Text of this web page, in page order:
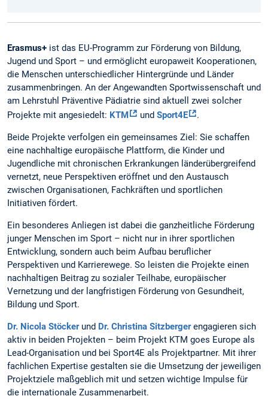
Erasmus+ ist das EU-Programm zur Förderung von Bildung,
Jugend und Sport – und ermöglicht europaweit Kooperationen,
die Menschen unterschiedlicher Hintergründe und Länder
zusammenbringen. An der Angewandten Sportwissenschaft und
am Lehrstuhl Präventive Pädiatrie sind aktuell zwei solcher
Projekte mit angesiedelt: KTM und Sport4E .
Beide Projekte verfolgen ein gemeinsames Ziel: Sie schaffen
eine nachhaltige europäische Plattform, die Kinder und
Jugendliche mit chronischen Erkrankungen länderübergreifend
vernetzt, neue Perspektiven eröffnet und den Austausch
zwischen Organisationen, Fachkräften und sportlichen
Initiativen fördert.
Ein besonderes Anliegen ist dabei die ganzheitliche Förderung
junger Menschen im Sport – nicht nur in ihrer sportlichen
Entwicklung, sondern auch beim Aufbau beruflicher
Perspektiven und Karrierewege. So leisten die Projekte einen
nachhaltigen Beitrag zu sozialer Teilhabe, europäischer
Vernetzung und der langfristigen Förderung von Gesundheit,
Bildung und Sport.
Dr. Nicola Stöckerund Dr. Christina Sitzbergerengagieren sich
aktiv in beiden Projekten – beim Projekt KTM goes Europe als
Lead-Organisation und bei Sport4E als Projektpartner. Mit ihrer
fachlichen Expertise gestalten sie die Umsetzung der jeweiligen
Projektziele maßgeblich mit und setzen wichtige Impulse für
die internationale Zusammenarbeit.